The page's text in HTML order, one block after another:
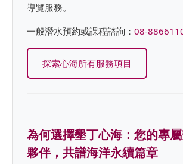
導覽服務。
一般潛水預約或課程諮詢： 08-
探索心海所有服務項目
為何選擇墾丁心海：您的專
夥伴，共譜海洋永續篇章